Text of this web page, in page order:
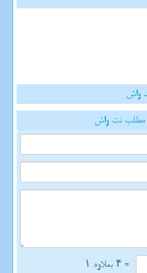
واش
مطلب نت واش
= ۴ بعلاوه ۱